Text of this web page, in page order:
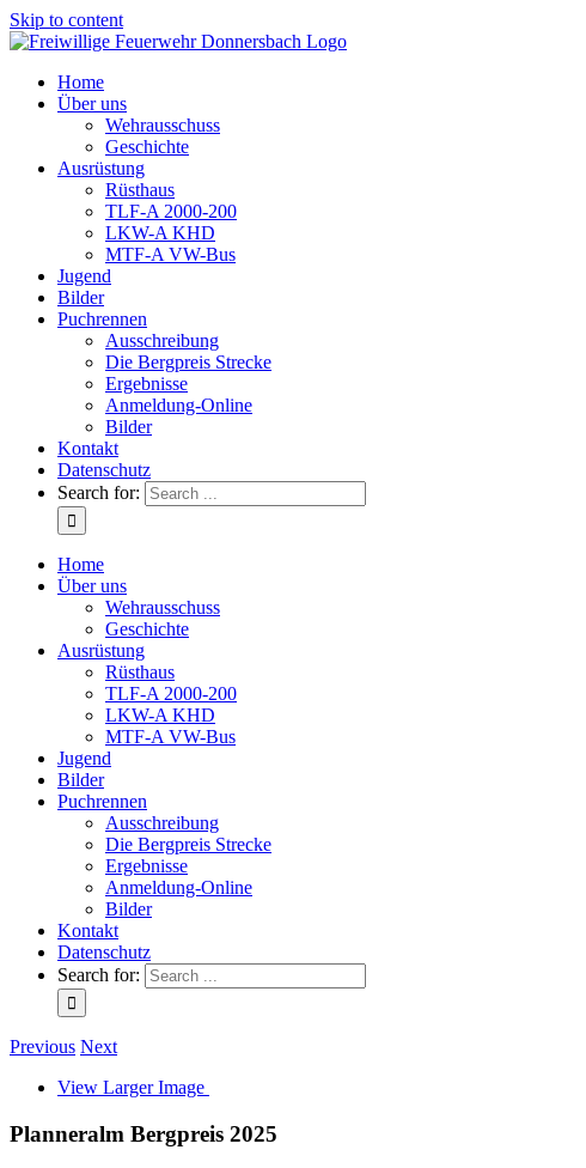
Skip to content
Home
Über uns
Wehrausschuss
Geschichte
Ausrüstung
Rüsthaus
TLF-A 2000-200
LKW-A KHD
MTF-A VW-Bus
Jugend
Bilder
Puchrennen
Ausschreibung
Die Bergpreis Strecke
Ergebnisse
Anmeldung-Online
Bilder
Kontakt
Datenschutz
Search for:
Home
Über uns
Wehrausschuss
Geschichte
Ausrüstung
Rüsthaus
TLF-A 2000-200
LKW-A KHD
MTF-A VW-Bus
Jugend
Bilder
Puchrennen
Ausschreibung
Die Bergpreis Strecke
Ergebnisse
Anmeldung-Online
Bilder
Kontakt
Datenschutz
Search for:
Previous Next
View Larger Image
Planneralm Bergpreis 2025